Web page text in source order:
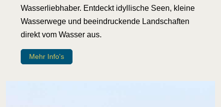
Wasserliebhaber. Entdeckt idyllische Seen, kleine
Wasserwege und beeindruckende Landschaften
direkt vom Wasser aus.
Mehr Info's